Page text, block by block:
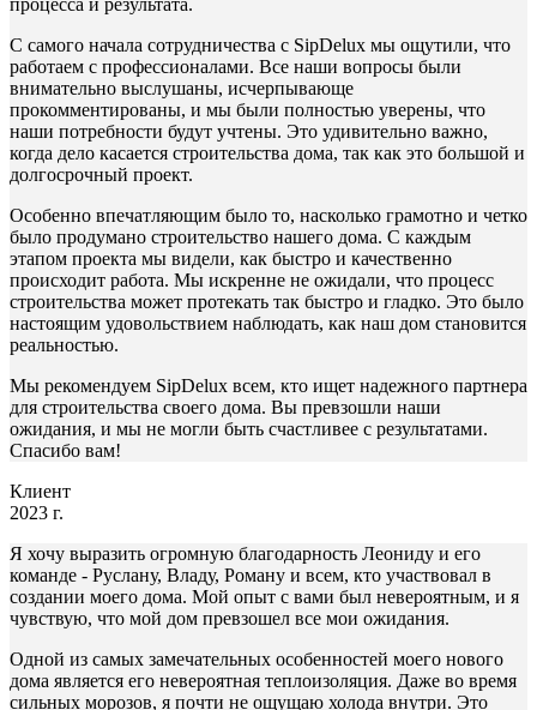
процесса и результата.
С самого начала сотрудничества с SipDelux мы ощутили, что
работаем с профессионалами. Все наши вопросы были
внимательно выслушаны, исчерпывающе
прокомментированы, и мы были полностью уверены, что
наши потребности будут учтены. Это удивительно важно,
когда дело касается строительства дома, так как это большой и
долгосрочный проект.
Особенно впечатляющим было то, насколько грамотно и четко
было продумано строительство нашего дома. С каждым
этапом проекта мы видели, как быстро и качественно
происходит работа. Мы искренне не ожидали, что процесс
строительства может протекать так быстро и гладко. Это было
настоящим удовольствием наблюдать, как наш дом становится
реальностью.
Мы рекомендуем SipDelux всем, кто ищет надежного партнера
для строительства своего дома. Вы превзошли наши
ожидания, и мы не могли быть счастливее с результатами.
Спасибо вам!
Клиент
2023 г.
Я хочу выразить огромную благодарность Леониду и его
команде - Руслану, Владу, Роману и всем, кто участвовал в
создании моего дома. Мой опыт с вами был невероятным, и я
чувствую, что мой дом превзошел все мои ожидания.
Одной из самых замечательных особенностей моего нового
дома является его невероятная теплоизоляция. Даже во время
сильных морозов, я почти не ощущаю холода внутри. Это